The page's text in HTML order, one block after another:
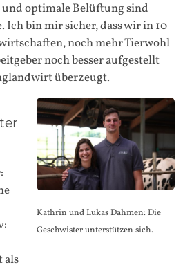
optimale Belüftung sind
bin mir sicher, dass wir in 10
noch mehr Tierwohl
noch besser aufgestellt
überzeugt.
als
Kathrin und Lukas Dahmen: Die
Geschwister unterstützen sich.